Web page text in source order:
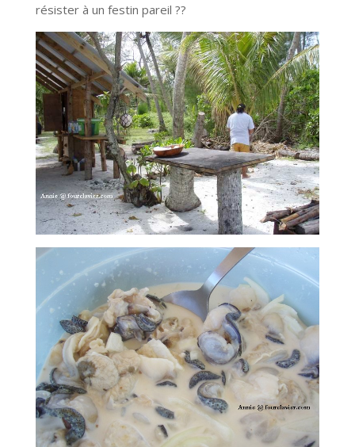
résister à un festin pareil ??